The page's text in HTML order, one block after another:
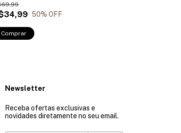
50% OFF
Comprar
Newsletter
Receba ofertas exclusivas e
novidades diretamente no seu email.